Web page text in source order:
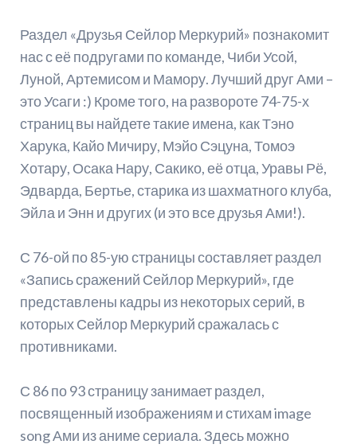
Раздел «Друзья Сейлор Меркурий» познакомит
нас с её подругами по команде, Чиби Усой,
Луной, Артемисом и Мамору. Лучший друг Ами –
это Усаги :) Кроме того, на развороте 74-75-х
страниц вы найдете такие имена, как Тэно
Харука, Кайо Мичиру, Мэйо Сэцуна, Томоэ
Хотару, Осака Нару, Сакико, её отца, Уравы Рё,
Эдварда, Бертье, старика из шахматного клуба,
Эйла и Энн и других (и это все друзья Ами!).
С 76-ой по 85-ую страницы составляет раздел
«Запись сражений Сейлор Меркурий», где
представлены кадры из некоторых серий, в
которых Сейлор Меркурий сражалась с
противниками.
С 86 по 93 страницу занимает раздел,
посвященный изображениям и стихам image
song Ами из аниме сериала. Здесь можно